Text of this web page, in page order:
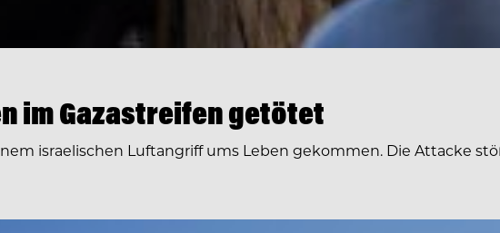
im Gazastreifen getötet
israelischen Luftangriff ums Leben gekommen. Die Attacke